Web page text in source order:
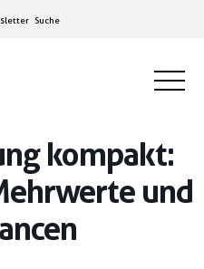
Suche
kompakt:
und